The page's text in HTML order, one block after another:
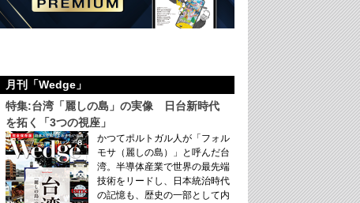
月刊「Wedge」
特集:台湾「麗しの島」の実像 日台新時代
を拓く「3つの視座」
かつてポルトガル人が「フォル
モサ（麗しの島）」と呼んだ台
湾。半導体産業で世界の最先端
技術をリードし、日本統治時代
の記憶も、歴史の一部として内